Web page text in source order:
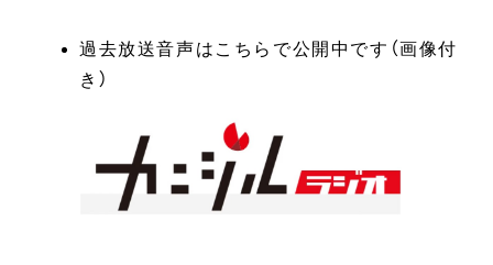
過去放送音声はこちらで公開中です（画像付
き）